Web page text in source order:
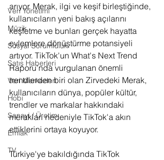
Veri Yönetimi
Müzik
Sosyal Sorumluluk
Satış Haberleri
Veri Merkezleri
Hobi
Sanayi / Üretim
Emlak
TV
arıyor. Merak, ilgi ve keşif birleştiğinde,
kullanıcıların yeni bakış açılarını
keşfetme ve bunları gerçek hayatta
eylemlere dönüştürme potansiyeli
artıyor. TikTok'un What's Next Trend
Raporu'nda vurgulanan önemli
trendlerden biri olan Zirvedeki Merak,
kullanıcıların dünya, popüler kültür,
trendler ve markalar hakkındaki
merakları nedeniyle TikTok'a akın
ettiklerini ortaya koyuyor.
Türkiye'ye bakıldığında TikTok